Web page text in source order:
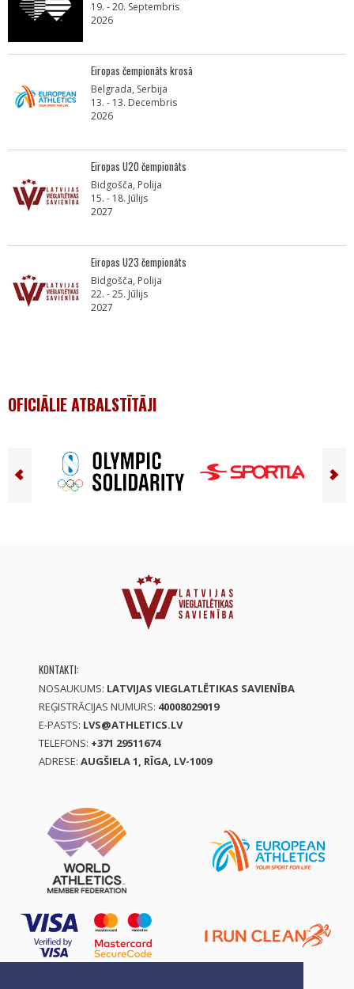
19. - 20. Septembris
2026
Eiropas čempionāts krosā
Belgrada, Serbija
13. - 13. Decembris
2026
Eiropas U20 čempionāts
Bidgošča, Polija
15. - 18. Jūlijs
2027
Eiropas U23 čempionāts
Bidgošča, Polija
22. - 25. Jūlijs
2027
OFICIĀLIE ATBALSTĪTĀJI
KONTAKTI:
NOSAUKUMS: LATVIJAS VIEGLATLĒTIKAS SAVIENĪBA
REĢISTRĀCIJAS NUMURS: 40008029019
E-PASTS: LVS@ATHLETICS.LV
TELEFONS: +371 29511674
ADRESE: AUGŠIELA 1, RĪGA, LV-1009